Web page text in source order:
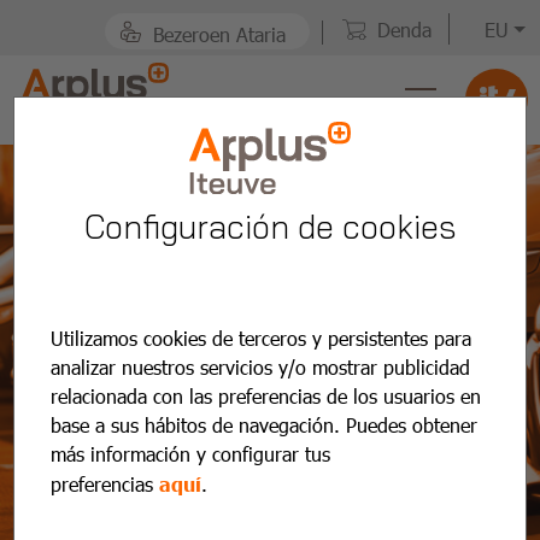
Bezeroen Ataria Denda EU
Noticias y
Configuración de cookies
Utilizamos cookies de terceros y persistentes para
analizar nuestros servicios y/o mostrar publicidad
relacionada con las preferencias de los usuarios en
base a sus hábitos de navegación. Puedes obtener
más información y configurar tus
preferencias aquí.